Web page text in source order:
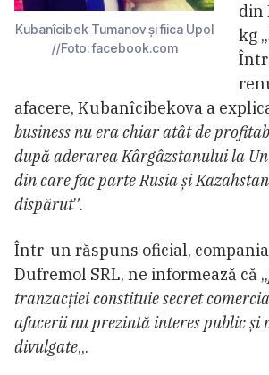
Kubanîcibek Tumanov și fiica Upol
//Foto: facebook.com
din
kg „
afacere, Kubanîcibekova a
business nu era chiar atât de
după aderarea Kârgâzstanului la
din care fac parte Rusia și
dispărut”.
Într-un răspuns oficial,
Dufremol SRL, ne informează că „
tranzacției constituie secret
afacerii nu prezintă interes public și
divulgate„.